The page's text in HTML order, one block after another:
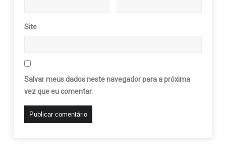
Site
Salvar meus dados neste navegador para a próxima
vez que eu comentar.